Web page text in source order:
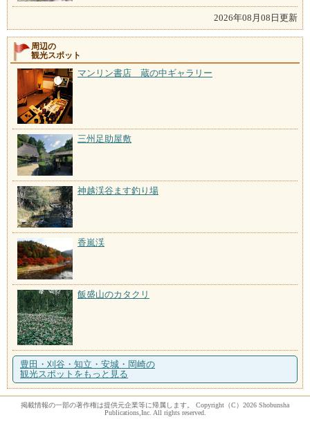
2026年08月08日更新
周辺の
観光スポット
マンリン書店 蔵の中ギャラリー
三州足助屋敷
神越渓谷ます釣り場
香嵐渓
飯盛山のカタクリ
豊田・刈谷・知立・安城・岡崎の
観光スポットをもっと見る
掲載情報の一部の著作権は提供元企業等に帰属します。 Copyright（C）2026 Shobunsha
Publications,Inc. All rights reserved.